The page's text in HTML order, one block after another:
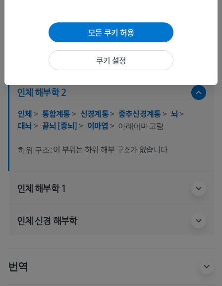
해부학적 계층
인체 해부학 2
인체> 통합계통> 신경계통> 중추신경계통> 뇌>
대뇌 > 끝뇌 [종뇌]> 이마엽 > 아래이마고랑
하위 구조: 이 부위는 하위 해부 구조가 없습니다
인체 해부학 1
인체 신경 해부학
번역
모든 쿠키 허용
쿠키 설정